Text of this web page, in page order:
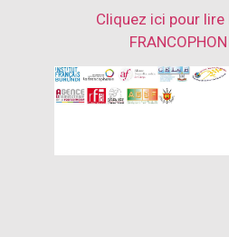
Cliquez ici pour